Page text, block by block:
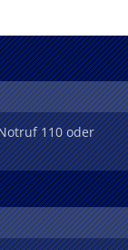
110 oder